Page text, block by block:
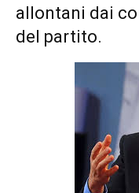
allontani dai
del partito.